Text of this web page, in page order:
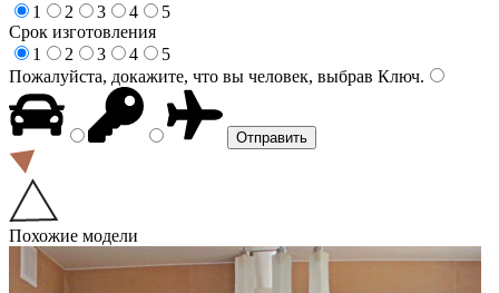
1
2 3 4
5
Срок изготовления
1
2 3 4
5
Пожалуйста, докажите, что вы человек, выбрав Ключ.
Похожие модели